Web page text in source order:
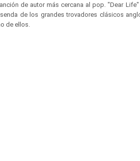
de autor más cercana al pop. "Dear
de los grandes trovadores clásicos
de ellos.